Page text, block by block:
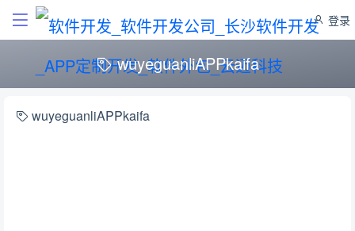
登录
wuyeguanliAPPkaifa
wuyeguanliAPPkaifa